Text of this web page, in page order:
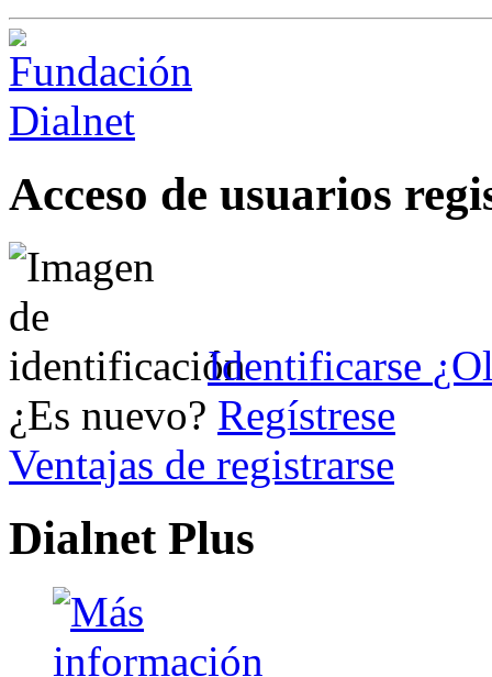
Acceso de usuarios
Identificarse
¿Es nuevo? Regístrese
Ventajas de registrarse
Dialnet Plus